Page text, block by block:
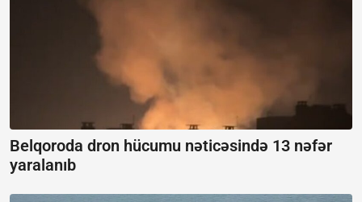
Belqoroda dron hücumu nəticəsində 13 nəfər
yaralanıb